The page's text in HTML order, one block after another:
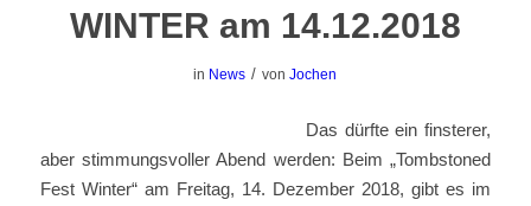
WINTER am 14.12.2018
in News / vonJochen
Das dürfte ein finsterer,
aber stimmungsvoller Abend werden: Beim „Tombstoned
Fest Winter“ am Freitag, 14. Dezember 2018, gibt es im